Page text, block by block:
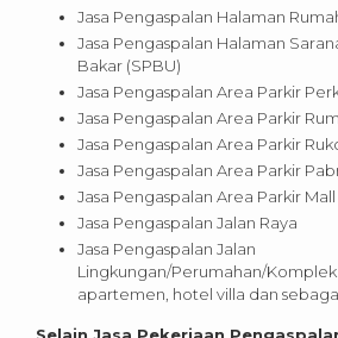
Jasa Pengaspalan Halaman
Jasa Pengaspalan Halaman
Bakar (SPBU)
Jasa Pengaspalan Area Parkir
Jasa Pengaspalan Area Parkir
Jasa Pengaspalan Area Parkir
Jasa Pengaspalan Area Parkir
Jasa Pengaspalan Area Parkir Mall
Jasa Pengaspalan Jalan Raya
Jasa Pengaspalan Jalan
Lingkungan/Perumahan/
apartemen, hotel villa dan
Selain Jasa Pekerjaan